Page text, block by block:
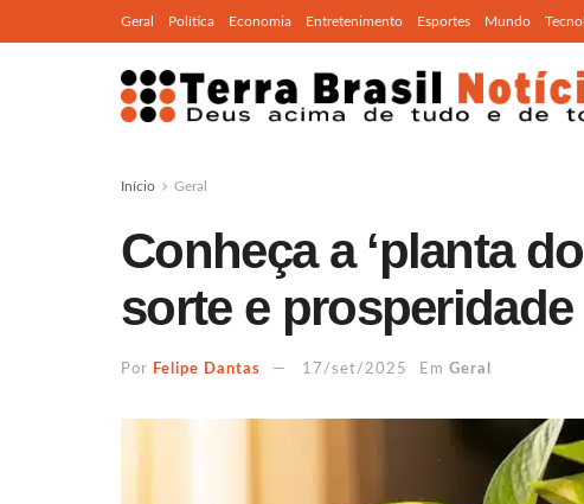
Geral Política Economia Entretenimento Esportes Mundo
Início Geral
Conheça a ‘planta
sorte e prosperidade
Por Felipe Dantas 17/set/2025 Em Geral